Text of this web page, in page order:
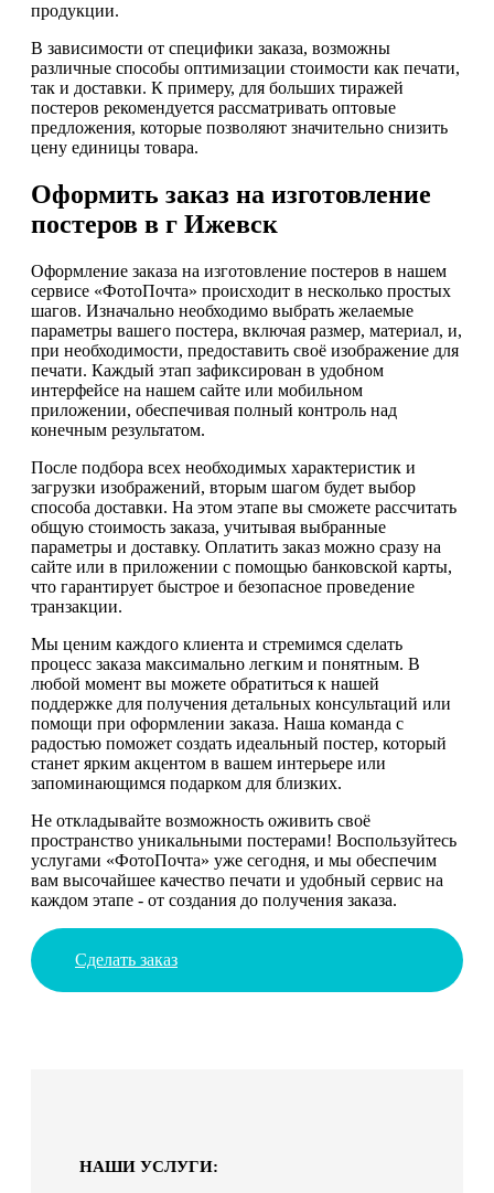
продукции.
В зависимости от специфики заказа, возможны
различные способы оптимизации стоимости как печати,
так и доставки. К примеру, для больших тиражей
постеров рекомендуется рассматривать оптовые
предложения, которые позволяют значительно снизить
цену единицы товара.
Оформить заказ на изготовление
постеров в г Ижевск
Оформление заказа на изготовление постеров в нашем
сервисе «ФотоПочта» происходит в несколько простых
шагов. Изначально необходимо выбрать желаемые
параметры вашего постера, включая размер, материал, и,
при необходимости, предоставить своё изображение для
печати. Каждый этап зафиксирован в удобном
интерфейсе на нашем сайте или мобильном
приложении, обеспечивая полный контроль над
конечным результатом.
После подбора всех необходимых характеристик и
загрузки изображений, вторым шагом будет выбор
способа доставки. На этом этапе вы сможете рассчитать
общую стоимость заказа, учитывая выбранные
параметры и доставку. Оплатить заказ можно сразу на
сайте или в приложении с помощью банковской карты,
что гарантирует быстрое и безопасное проведение
транзакции.
Мы ценим каждого клиента и стремимся сделать
процесс заказа максимально легким и понятным. В
любой момент вы можете обратиться к нашей
поддержке для получения детальных консультаций или
помощи при оформлении заказа. Наша команда с
радостью поможет создать идеальный постер, который
станет ярким акцентом в вашем интерьере или
запоминающимся подарком для близких.
Не откладывайте возможность оживить своё
пространство уникальными постерами! Воспользуйтесь
услугами «ФотоПочта» уже сегодня, и мы обеспечим
вам высочайшее качество печати и удобный сервис на
каждом этапе - от создания до получения заказа.
Сделать заказ
НАШИ УСЛУГИ: